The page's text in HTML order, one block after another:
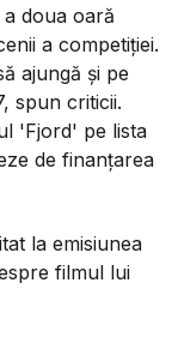
doua oară
a competiției.
ajungă și pe
spun criticii.
'Fjord' pe lista
de finanțarea
la emisiunea
filmul lui